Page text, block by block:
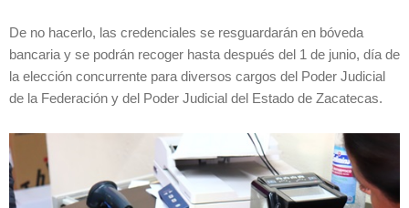
De no hacerlo, las credenciales se resguardarán en bóveda
bancaria y se podrán recoger hasta después del 1 de junio, día de
la elección concurrente para diversos cargos del Poder Judicial
de la Federación y del Poder Judicial del Estado de Zacatecas.